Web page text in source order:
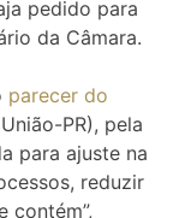
pedido para
da Câmara.
parecer do
PR), pela
para ajuste na
reduzir
contém”,